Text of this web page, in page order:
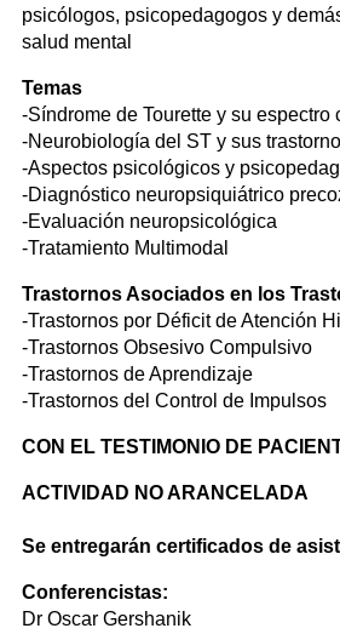
psicólogos, psicopedagogos y
salud mental
Temas
-Síndrome de Tourette y su espectro
-Neurobiología del ST y sus
-Aspectos psicológicos y
-Diagnóstico neuropsiquiátrico
-Evaluación neuropsicológica
-Tratamiento Multimodal
Trastornos Asociados en los
-Trastornos por Déficit de Atención
-Trastornos Obsesivo Compulsivo
-Trastornos de Aprendizaje
-Trastornos del Control de Impulsos
CON EL TESTIMONIO DE
ACTIVIDAD NO ARANCELADA
Se entregarán certificados de
Conferencistas:
Dr Oscar Gershanik